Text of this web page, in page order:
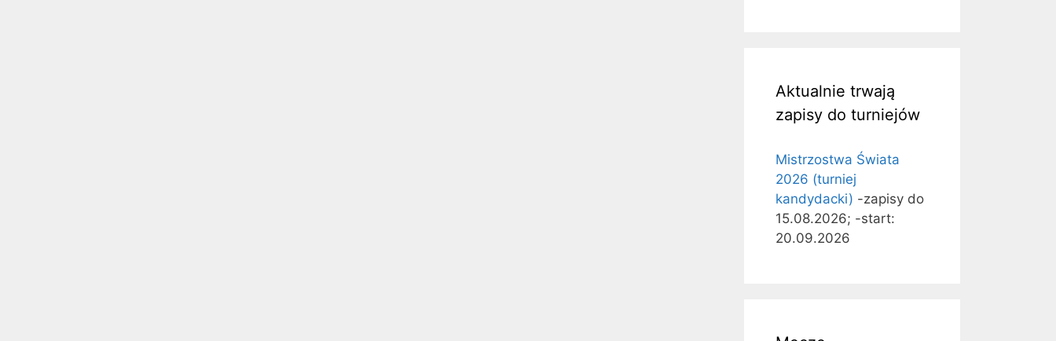
Aktualnie trwają
zapisy do turniejów
Mistrzostwa Świata
2026 (turniej
kandydacki) -zapisy do
15.08.2026; -start:
20.09.2026